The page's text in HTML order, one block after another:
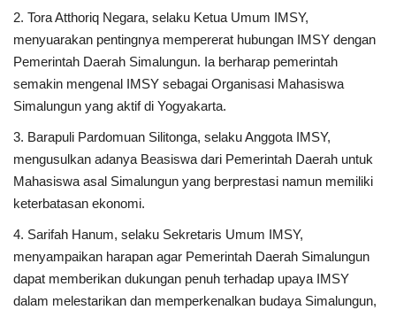
Pariwisata
Sulawesi Utara (Sulut)
Pendidikan
Opini
Rubrik
Lampung
2. Tora Atthoriq Negara, selaku Ketua Umum IMSY,
menyuarakan pentingnya mempererat hubungan IMSY dengan
Pemerintah Daerah Simalungun. Ia berharap pemerintah
semakin mengenal IMSY sebagai Organisasi Mahasiswa
Simalungun yang aktif di Yogyakarta.
3. Barapuli Pardomuan Silitonga, selaku Anggota IMSY,
mengusulkan adanya Beasiswa dari Pemerintah Daerah untuk
Mahasiswa asal Simalungun yang berprestasi namun memiliki
keterbatasan ekonomi.
4. Sarifah Hanum, selaku Sekretaris Umum IMSY,
menyampaikan harapan agar Pemerintah Daerah Simalungun
dapat memberikan dukungan penuh terhadap upaya IMSY
dalam melestarikan dan memperkenalkan budaya Simalungun,